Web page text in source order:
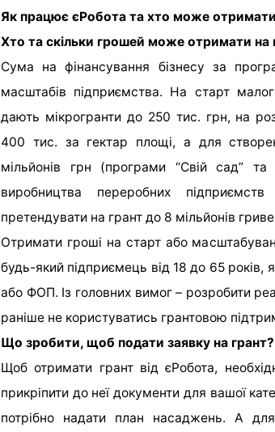
Як працює єРобота та хто може
Хто та скільки грошей може отримати на
Сума на фінансування бізнесу за
масштабів підприємства. На старт
дають мікрогранти до 250 тис. грн, на
400 тис. за гектар площі, а для
мільйонів грн (програми “Свій сад”
виробництва переробних
претендувати на грант до 8 мільйонів
Отримати гроші на старт або
будь-який підприємець від 18 до 65
або ФОП. Із головних вимог – розробити
раніше не користуватись грантовою
Що зробити, щоб подати заявку на грант?
Щоб отримати грант від єРобота,
прикріпити до неї документи для вашої
потрібно надати план насаджень. А